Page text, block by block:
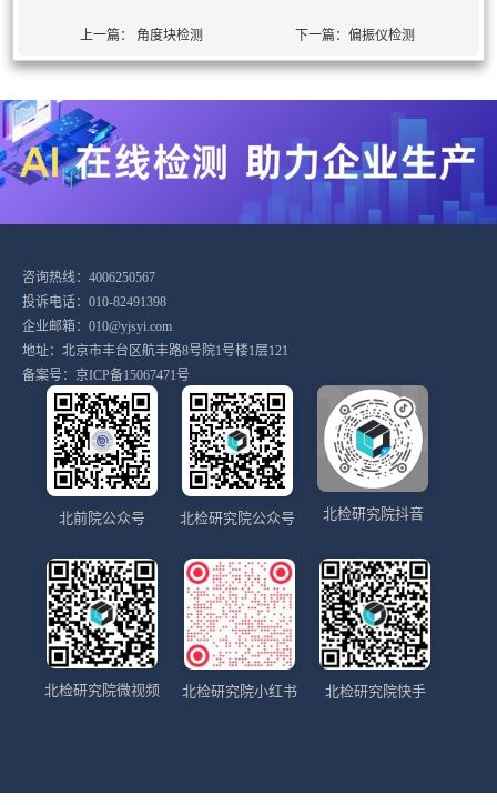
上一篇： 角度块检测 下一篇：偏振仪检测
咨询热线：4006250567
投诉电话：010-82491398
企业邮箱：010@yjsyi.com
地址：北京市丰台区航丰路8号院1号楼1层121
备案号： 京ICP备15067471号
北前院公众号 北检研究院公众号 北检研究院抖音
北检研究院微视频 北检研究院小红书 北检研究院快手